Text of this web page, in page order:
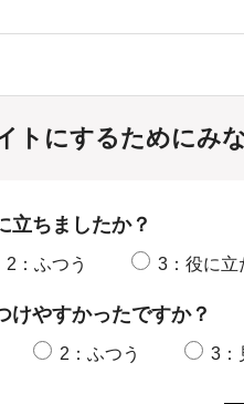
トにするためにみ
立ちましたか？
2：ふつう 3：役に立
けやすかったですか？
2：ふつう 3：